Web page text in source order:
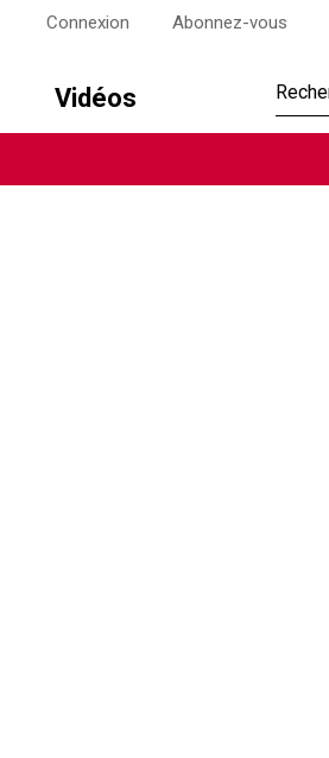
Connexion Abonnez-vous
Vidéos